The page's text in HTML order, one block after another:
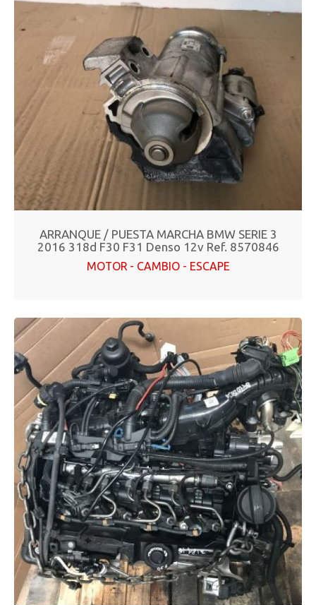
ARRANQUE / PUESTA MARCHA BMW SERIE 3
2016 318d F30 F31 Denso 12v Ref. 8570846
MOTOR - CAMBIO - ESCAPE